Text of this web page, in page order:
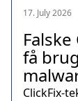
17. July 2026
få
ClickFix-